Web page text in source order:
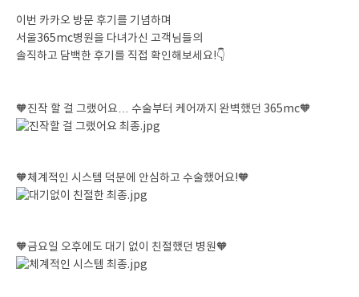
이번 카카오 방문 후기를 기념하며
서울365mc병원을 다녀가신 고객님들의
솔직하고 담백한 후기를 직접 확인해보세요!👇
🧡진작 할 걸 그랬어요… 수술부터 케어까지 완벽했던 365mc🧡
🧡체계적인 시스템 덕분에 안심하고 수술했어요!🧡
🧡금요일 오후에도 대기 없이 친절했던 병원🧡